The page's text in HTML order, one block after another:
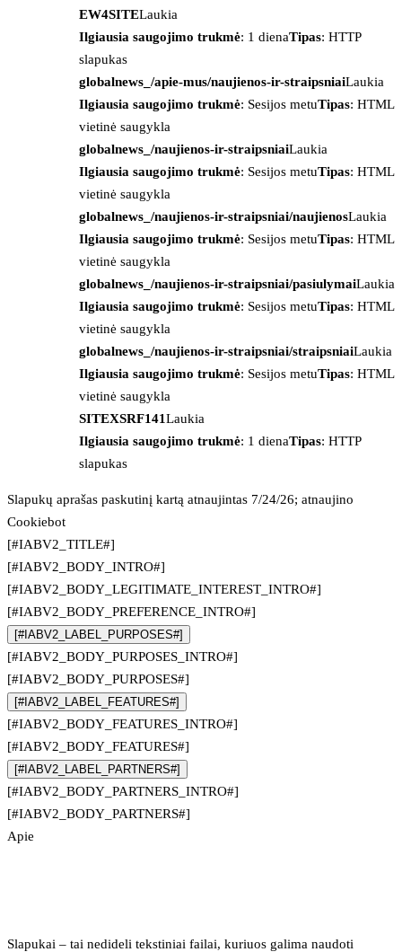
EW4SITELaukia
Ilgiausia saugojimo trukmė: 1 dienaTipas: HTTP
slapukas
globalnews_/apie-mus/naujienos-ir-straipsniaiLaukia
Ilgiausia saugojimo trukmė: Sesijos metuTipas: HTML
vietinė saugykla
globalnews_/naujienos-ir-straipsniaiLaukia
Ilgiausia saugojimo trukmė: Sesijos metuTipas: HTML
vietinė saugykla
globalnews_/naujienos-ir-straipsniai/naujienosLaukia
Ilgiausia saugojimo trukmė: Sesijos metuTipas: HTML
vietinė saugykla
globalnews_/naujienos-ir-straipsniai/pasiulymaiLaukia
Ilgiausia saugojimo trukmė: Sesijos metuTipas: HTML
vietinė saugykla
globalnews_/naujienos-ir-straipsniai/straipsniaiLaukia
Ilgiausia saugojimo trukmė: Sesijos metuTipas: HTML
vietinė saugykla
SITEXSRF141Laukia
Ilgiausia saugojimo trukmė: 1 dienaTipas: HTTP
slapukas
Slapukų aprašas paskutinį kartą atnaujintas 7/24/26; atnaujino
Cookiebot
[#IABV2_TITLE#]
[#IABV2_BODY_INTRO#]
[#IABV2_BODY_LEGITIMATE_INTEREST_INTRO#]
[#IABV2_BODY_PREFERENCE_INTRO#]
[#IABV2_LABEL_PURPOSES#]
[#IABV2_BODY_PURPOSES_INTRO#]
[#IABV2_BODY_PURPOSES#]
[#IABV2_LABEL_FEATURES#]
[#IABV2_BODY_FEATURES_INTRO#]
[#IABV2_BODY_FEATURES#]
[#IABV2_LABEL_PARTNERS#]
[#IABV2_BODY_PARTNERS_INTRO#]
[#IABV2_BODY_PARTNERS#]
Apie
Slapukai – tai nedideli tekstiniai failai, kuriuos galima naudoti